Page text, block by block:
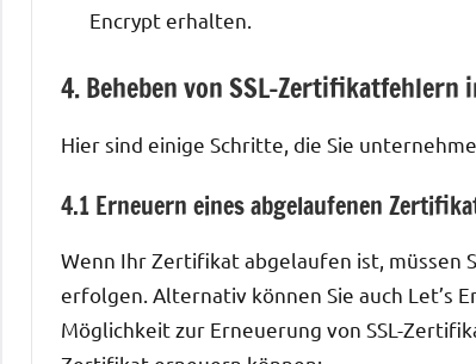
Encrypt erhalten.
4. Beheben von SSL-Zertifikatfehlern
Hier sind einige Schritte, die Sie
4.1 Erneuern eines abgelaufenen
Wenn Ihr Zertifikat abgelaufen ist, müssen
erfolgen. Alternativ können Sie auch Let’s
Möglichkeit zur Erneuerung von SSL-